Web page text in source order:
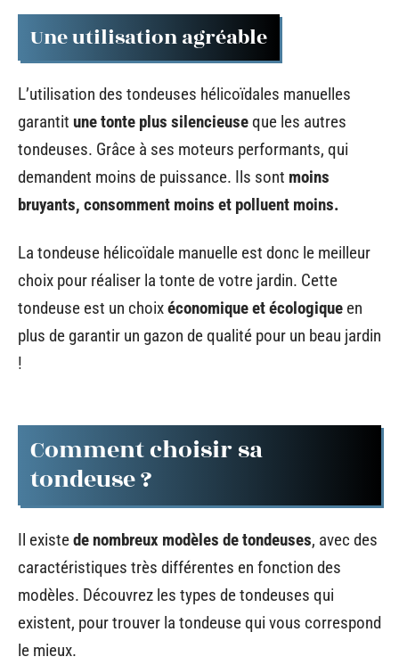
Une utilisation agréable
L’utilisation des tondeuses hélicoïdales manuelles
garantit une tonte plus silencieuseque les autres
tondeuses. Grâce à ses moteurs performants, qui
demandent moins de puissance. Ils sont moins
bruyants, consomment moins et polluent moins.
La tondeuse hélicoïdale manuelle est donc le meilleur
choix pour réaliser la tonte de votre jardin. Cette
tondeuse est un choixéconomique et écologique en
plus de garantir un gazon de qualité pour un beau jardin
!
Comment choisir sa
tondeuse ?
Il existede nombreux modèles de tondeuses, avec des
caractéristiques très différentes en fonction des
modèles. Découvrez les types de tondeuses qui
existent, pour trouver la tondeuse qui vous correspond
le mieux.